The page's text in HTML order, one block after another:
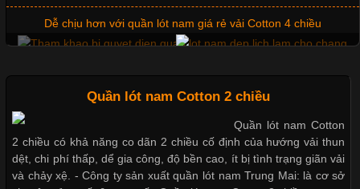
doanh nghiệp. Một trong những giải pháp hiệu quả được nhiều
đơn vị lựa chọn hiện nay là sử dụng áo thun đồng phục công ty.
Không chỉ giúp tạo sự đồng bộ, áo thun
Chất Liệu Lycra Có Gì Đặc Biệt Trong Ngành Thời Trang?
Cập nhật 2026-05-27 17:03:46
Dễ chịu hơn với quần lót nam giá rẻ vải Cotton 4 chiều
Thị hiều quần lót nam bơi lội nam và nữ 2017
Quần lót nam Cotton 2 chiều
Quần lót nam Cotton
2 chiều có khả năng co dãn 2 chiều cố định của hướng vải thun
dệt, chi phí thấp, dể gia công, độ bền cao, ít bị tình trạng giãn vải
và chảy xệ. - Công ty sản xuất quần lót nam Trung Mai: là cơ sở